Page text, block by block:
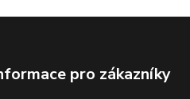
pro zákazníky